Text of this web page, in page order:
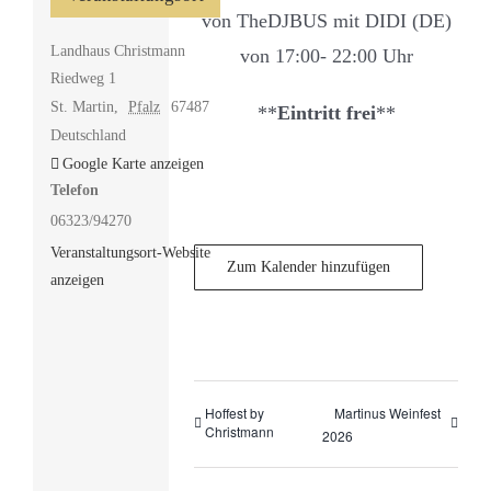
von TheDJBUS mit DIDI (DE)
von 17:00- 22:00 Uhr
**Eintritt frei**
Zum Kalender hinzufügen
Hoffest by
Christmann
Martinus Weinfest
2026
Landhaus Christmann
Riedweg 1
St. Martin
Pfalz
67487
Deutschland
Google Karte anzeigen
Telefon
06323/94270
Veranstaltungsort-Website
anzeigen